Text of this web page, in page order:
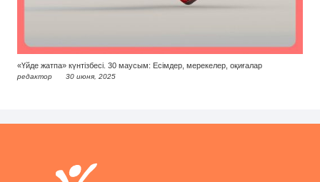
«Үйде жатпа» күнтізбесі. 30 маусым: Есімдер, мерекелер, оқиғалар
редактор 30 июня, 2025